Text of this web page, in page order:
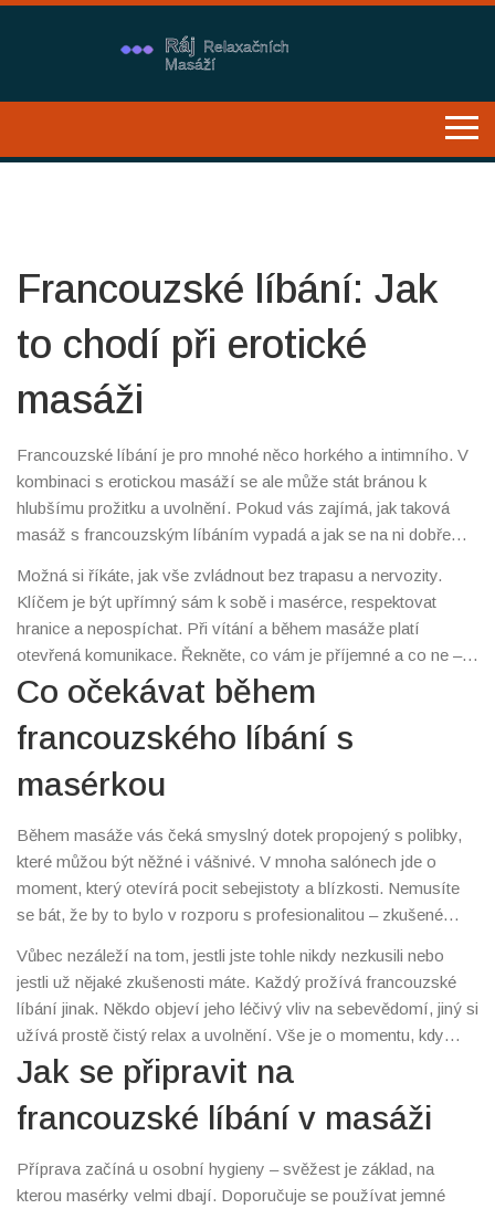
Francouzské líbání: Jak
to chodí při erotické
masáži
Francouzské líbání je pro mnohé něco horkého a intimního. V
kombinaci s erotickou masáží se ale může stát bránou k
hlubšímu prožitku a uvolnění. Pokud vás zajímá, jak taková
masáž s francouzským líbáním vypadá a jak se na ni dobře
Možná si říkáte, jak vše zvládnout bez trapasu a nervozity.
Klíčem je být upřímný sám k sobě i masérce, respektovat
hranice a nepospíchat. Při vítání a během masáže platí
otevřená komunikace. Řekněte, co vám je příjemné a co ne –
díky tomu si oba užijete zážitek víc.
Co očekávat během
francouzského líbání s
masérkou
Během masáže vás čeká smyslný dotek propojený s polibky,
které můžou být něžné i vášnivé. V mnoha salónech jde o
moment, který otevírá pocit sebejistoty a blízkosti. Nemusíte
se bát, že by to bylo v rozporu s profesionalitou – zkušené
pro ně.
Vůbec nezáleží na tom, jestli jste tohle nikdy nezkusili nebo
jestli už nějaké zkušenosti máte. Každý prožívá francouzské
líbání jinak. Někdo objeví jeho léčivý vliv na sebevědomí, jiný si
užívá prostě čistý relax a uvolnění. Vše je o momentu, kdy
dovolíte svému tělu i mysli otevřít se novému zážitku.
Jak se připravit na
francouzské líbání v masáži
Příprava začíná u osobní hygieny – svěžest je základ, na
kterou masérky velmi dbají. Doporučuje se používat jemné